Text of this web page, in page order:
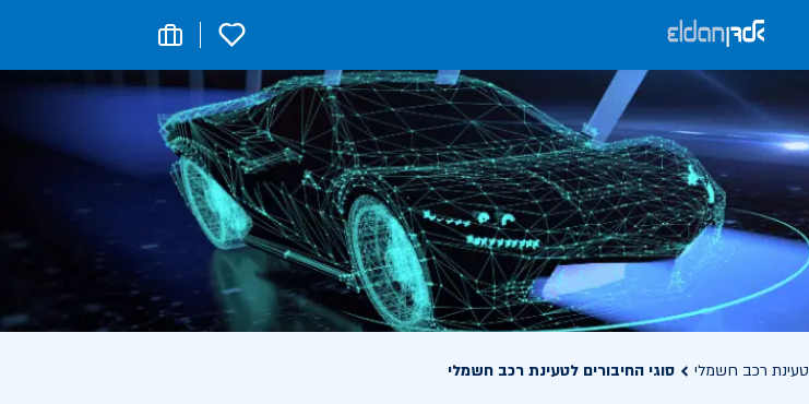
0
טעינת רכב חשמלי סוגי החיבורים לטעינת רכב חשמלי